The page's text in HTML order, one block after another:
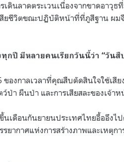
เดินลาดตระเวนเนื่องจากขาดอาวุ
ชีวิตขณะปฏิบัติหน้าที่ที่ภูสีฐาน ผมจึ
กปี มีหลายคนเรียกวันนี้ว่า “วันสื
ของกาลเวลาที่คุณสืบตัดสินใจใช้เสี
ป่า ผืนป่า และการเสียสละของเจ้า
เดือนกันยายนประเทศไทยอื้ออึงไ
ยากาศแห่งการสร้างภาพและเหตุก